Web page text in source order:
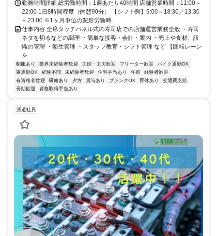
勤務時間詳細 総労働時間：1週あたり40時間 店舗営業時間：11:00～
22:00 1日8時間程度（休憩90分） 【シフト例】9:00～18:30／13:30
～23:00 ※1ヶ月単位の変形労働時...
仕事内容 全席タッチパネル式の寿司店での店舗運営業務全般 ・寿司
ネタを切るなどの調理 ・簡単な接客・会計・案内 ・売上や食材、設
備の管理 ・衛生管理 ・スタッフ教育・シフト管理 など 【回転レーン
を...
制服あり 業界未経験者歓迎 主婦・主夫歓迎 フリーター歓迎
バイク通勤OK
車通勤OK
経験不問 未経験者歓迎 住宅手当あり 午前
経験者歓迎
有資格者歓迎
研修あり 夕方 賞与あり ブランクOK 育休あり
交通費支給
長期歓迎
資格取得手当あり
派遣社員